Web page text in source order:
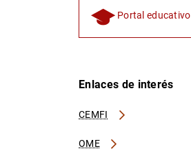
Portal educativo
Enlaces de interés
CEMFI
OME